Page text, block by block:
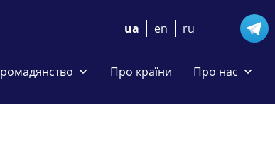
ua en ru
Про країни Про нас